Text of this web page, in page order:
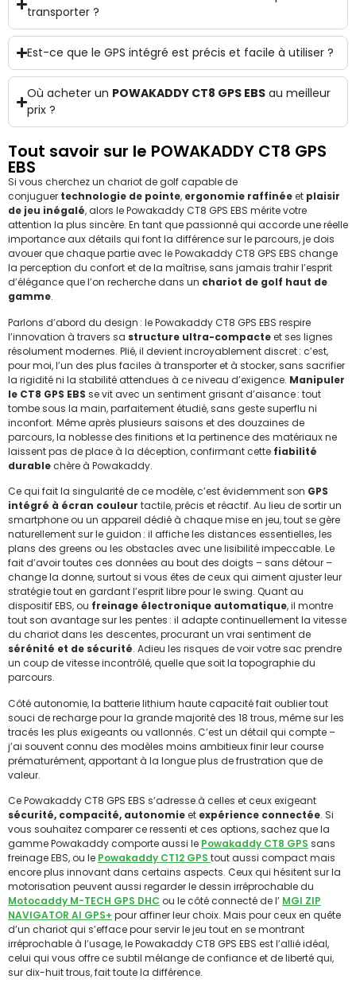
transporter ?
Est-ce que le GPS intégré est précis et facile à utiliser ?
Où acheter un POWAKADDY CT8 GPS EBS au meilleur
prix ?
Tout savoir sur le POWAKADDY CT8 GPS
EBS
Si vous cherchez un chariot de golf capable de
conjuguer technologie de pointe, ergonomie raffinéeet plaisir
de jeu inégalé, alors le Powakaddy CT8 GPS EBS mérite votre
attention la plus sincère. En tant que passionné qui accorde une réelle
importance aux détails qui font la différence sur le parcours, je dois
avouer que chaque partie avec le Powakaddy CT8 GPS EBS change
la perception du confort et de la maîtrise, sans jamais trahir l’esprit
d’élégance que l’on recherche dans un chariot de golf haut de
gamme.
Parlons d’abord du design : le Powakaddy CT8 GPS EBS respire
l’innovation à travers sa structure ultra-compacteet ses lignes
résolument modernes. Plié, il devient incroyablement discret : c’est,
pour moi, l’un des plus faciles à transporter et à stocker, sans sacrifier
la rigidité ni la stabilité attendues à ce niveau d’exigence. Manipuler
le CT8 GPS EBS se vit avec un sentiment grisant d’aisance : tout
tombe sous la main, parfaitement étudié, sans geste superflu ni
inconfort. Même après plusieurs saisons et des douzaines de
parcours, la noblesse des finitions et la pertinence des matériaux ne
laissent pas de place à la déception, confirmant cette fiabilité
durablechère à Powakaddy.
Ce qui fait la singularité de ce modèle, c’est évidemment son GPS
intégré à écran couleur tactile, précis et réactif. Au lieu de sortir un
smartphone ou un appareil dédié à chaque mise en jeu, tout se gère
naturellement sur le guidon : il affiche les distances essentielles, les
plans des greens ou les obstacles avec une lisibilité impeccable. Le
fait d’avoir toutes ces données au bout des doigts – sans détour –
change la donne, surtout si vous êtes de ceux qui aiment ajuster leur
stratégie tout en gardant l’esprit libre pour le swing. Quant au
dispositif EBS, ou freinage électronique automatique, il montre
tout son avantage sur les pentes : il adapte continuellement la vitesse
du chariot dans les descentes, procurant un vrai sentiment de
sérénité et de sécurité. Adieu les risques de voir votre sac prendre
un coup de vitesse incontrôlé, quelle que soit la topographie du
parcours.
Côté autonomie, la batterie lithium haute capacité fait oublier tout
souci de recharge pour la grande majorité des 18 trous, même sur les
tracés les plus exigeants ou vallonnés. C’est un détail qui compte –
j’ai souvent connu des modèles moins ambitieux finir leur course
prématurément, apportant à la longue plus de frustration que de
valeur.
Ce Powakaddy CT8 GPS EBS s’adresse à celles et ceux exigeant
sécurité, compacité, autonomieet expérience connectée. Si
vous souhaitez comparer ce ressenti et ces options, sachez que la
gamme Powakaddy comporte aussi le Powakaddy CT8 GPS sans
freinage EBS, ou le Powakaddy CT12 GPS tout aussi compact mais
encore plus innovant dans certains aspects. Ceux qui hésitent sur la
motorisation peuvent aussi regarder le dessin irréprochable du
Motocaddy M-TECH GPS DHC ou le côté connecté de l’ MGI ZIP
NAVIGATOR AI GPS+ pour affiner leur choix. Mais pour ceux en quête
d’un chariot qui s’efface pour servir le jeu tout en se montrant
irréprochable à l’usage, le Powakaddy CT8 GPS EBS est l’allié idéal,
celui qui vous offre ce subtil mélange de confiance et de liberté qui,
sur dix-huit trous, fait toute la différence.